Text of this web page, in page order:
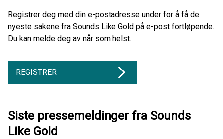
Registrer deg med din e-postadresse under for å få de
nyeste sakene fra Sounds Like Gold på e-post fortløpende.
Du kan melde deg av når som helst.
REGISTRER
Siste pressemeldinger fra Sounds
Like Gold